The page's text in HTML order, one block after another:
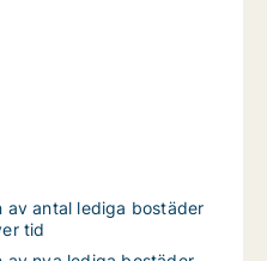
antal lediga bostäder
tid